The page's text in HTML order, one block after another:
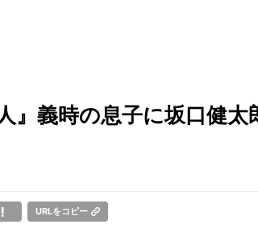
』義時の息子に坂口健太
URLをコピー